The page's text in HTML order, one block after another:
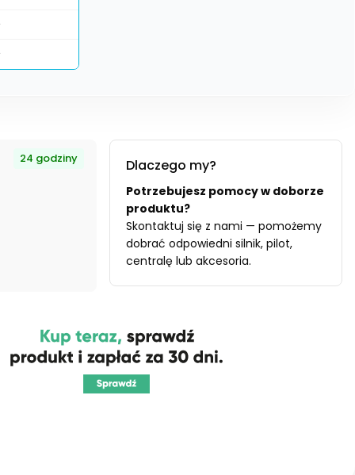
24 godziny Dlaczego my?
Potrzebujesz pomocy w doborze
produktu?
Skontaktuj się z nami — pomożemy
dobrać odpowiedni silnik, pilot,
centralę lub akcesoria.